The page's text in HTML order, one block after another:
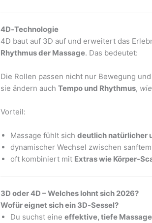
4D‑Technologie
4D baut auf 3D auf und erweitert das
Rhythmus der Massage. Das bedeutet:
Die Rollen passen nicht nur Bewegung
sie ändern auchTempo und Rhythmus,
Vorteil:
Massage fühlt sichdeutlich natürlicher
dynamischer Wechsel zwischen
oft kombiniert mit Extras wie
3D oder 4D – Welches lohnt sich 2026?
Wofür eignet sich ein 3D‑Sessel?
Du suchst eineeffektive, tiefe Massage